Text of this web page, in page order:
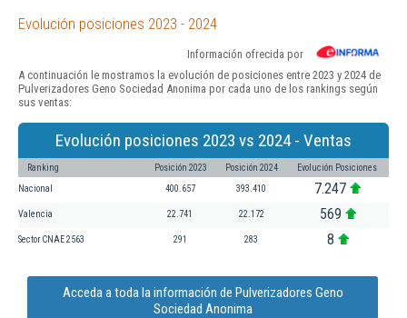
Evolución posiciones 2023 - 2024
Información ofrecida por
A continuación le mostramos la evolución de posiciones entre 2023 y 2024 de
Pulverizadores Geno Sociedad Anonima por cada uno de los rankings según
sus ventas:
Evolución posiciones 2023 vs 2024 - Ventas
Ranking Posición 2023 Posición 2024 Evolución Posiciones
Nacional 400.657 393.410 7.247
Valencia 22.741 22.172 569
Sector CNAE 2563 291 283 8
Acceda a toda la información de Pulverizadores Geno
Sociedad Anonima